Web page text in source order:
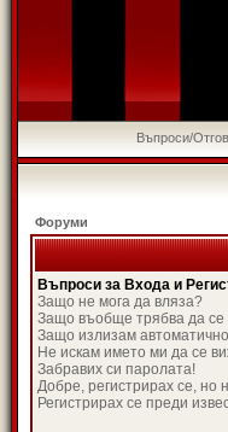
Въпроси/
Форуми
Въпроси за Входа и
Защо не мога да вляза?
Защо въобще трябва да се
Защо излизам
Не искам името ми да се
Забравих си паролата!
Добре, регистрирах се, но
Регистрирах се преди